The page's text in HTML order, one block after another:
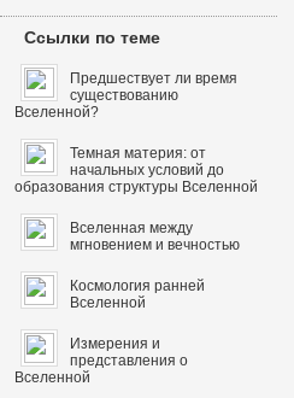
Ссылки по теме
Предшествует ли время
существованию
Вселенной?
Темная материя: от
начальных условий до
образования структуры Вселенной
Вселенная между
мгновением и вечностью
Космология ранней
Вселенной
Измерения и
представления о
Вселенной